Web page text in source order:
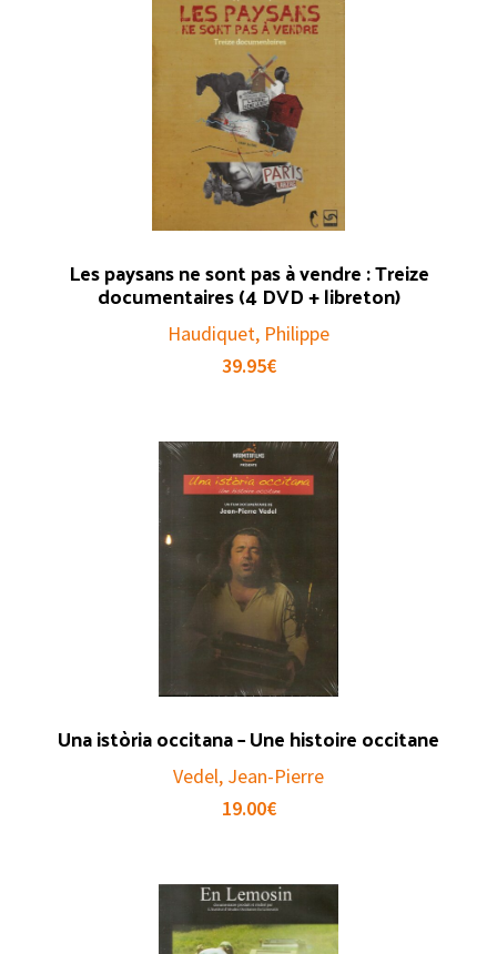
Les paysans ne sont pas à vendre : Treize
documentaires (4 DVD + libreton)
Haudiquet, Philippe
39.95€
Una istòria occitana – Une histoire occitane
Vedel, Jean-Pierre
19.00€